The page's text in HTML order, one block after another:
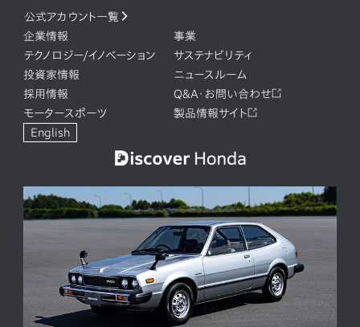
公式アカウント一覧
企業情報
事業
テクノロジー/イノベーション
サステナビリティ
投資家情報
ニュースルーム
採用情報
Q&A・お問い合わせ
モータースポーツ
製品情報サイト
English